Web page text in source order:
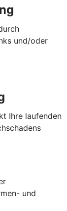
und/oder
Ihre laufenden
und